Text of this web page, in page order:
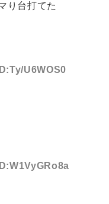
り台打てた
U6WOS0